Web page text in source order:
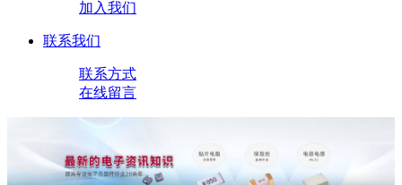
加入我们
联系我们
联系方式
在线留言